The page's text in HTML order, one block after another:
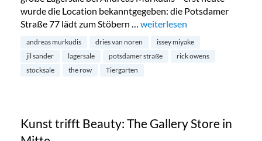
wurde die Location bekanntgegeben: die Potsdamer
Straße 77 lädt zum Stöbern … „Endlich: Stocksale bei
weiterlesen
andreas murkudis dries van noren
issey miyake
jil sander
lagersale potsdamer straße
rick owens
stocksale
the row Tiergarten
Kunst trifft Beauty: The Gallery Store in